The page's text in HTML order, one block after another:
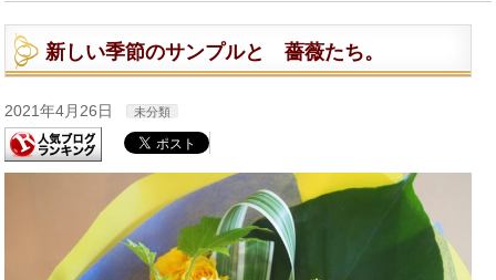
新しい季節のサンプルと 薔薇たち。
2021年4月26日 未分類